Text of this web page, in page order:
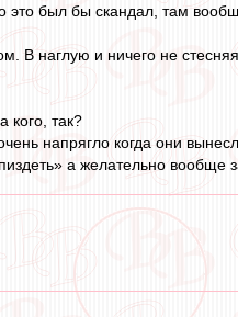
это был бы скандал, там
В наглую и ничего не
кого, так?
напрягло когда они
а желательно вообще